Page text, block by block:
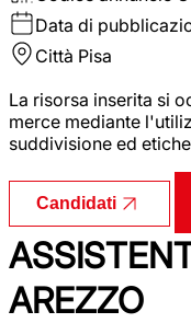
Data di
Città Pisa
La risorsa inserita si
merce mediante
suddivisione ed
Candidati
AREZZO